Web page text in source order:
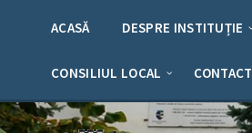
ACASĂ DESPRE INSTITUȚIE
CONSILIUL LOCAL CONTACT